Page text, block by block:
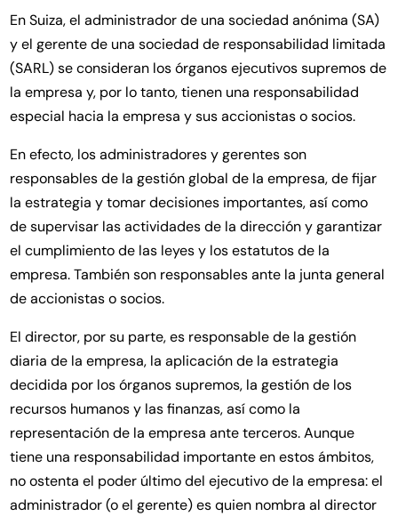
En Suiza, el administrador de una sociedad anónima (SA)
y el gerente de una sociedad de responsabilidad limitada
(SARL) se consideran los órganos ejecutivos supremos de
la empresa y, por lo tanto, tienen una responsabilidad
especial hacia la empresa y sus accionistas o socios.
En efecto, los administradores y gerentes son
responsables de la gestión global de la empresa, de fijar
la estrategia y tomar decisiones importantes, así como
de supervisar las actividades de la dirección y garantizar
el cumplimiento de las leyes y los estatutos de la
empresa. También son responsables ante la junta general
de accionistas o socios.
El director, por su parte, es responsable de la gestión
diaria de la empresa, la aplicación de la estrategia
decidida por los órganos supremos, la gestión de los
recursos humanos y las finanzas, así como la
representación de la empresa ante terceros. Aunque
tiene una responsabilidad importante en estos ámbitos,
no ostenta el poder último del ejecutivo de la empresa: el
administrador (o el gerente) es quien nombra al director